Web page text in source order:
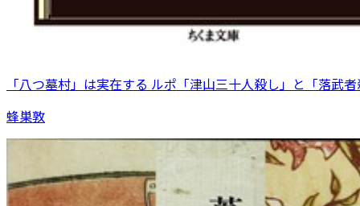
「八つ墓村」は実在する ルポ「津山三十人殺し」と「落武
蜂巣敦